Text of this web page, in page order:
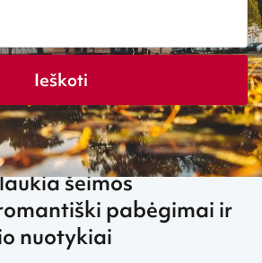
Ieškoti
šeimos
pabėgimai ir
nuotykiai